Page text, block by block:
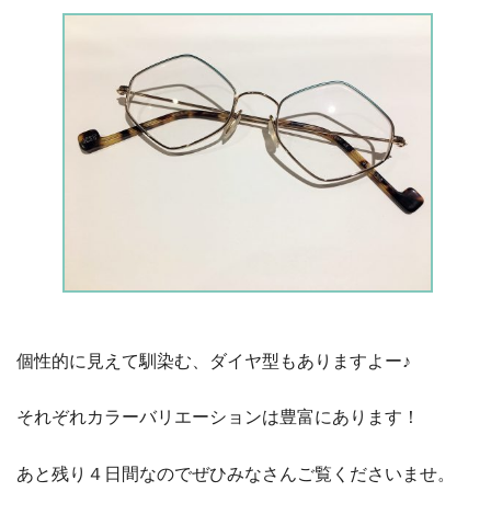
個性的に見えて馴染む、ダイヤ型もありますよー♪
それぞれカラーバリエーションは豊富にあります！
あと残り４日間なのでぜひみなさんご覧くださいませ。